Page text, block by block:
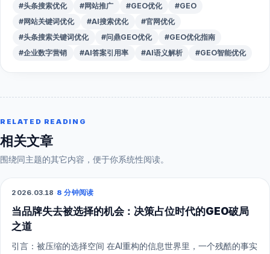
#头条搜索优化
#网站推广 #GEO优化
#GEO
#网站关键词优化
#AI搜索优化
#官网优化
#头条搜索关键词优化
#问鼎GEO优化
#GEO优化指南
#企业数字营销
#AI答案引用率 #AI语义解析 #GEO智能优化
RELATED READING
相关文章
围绕同主题的其它内容，便于你系统性阅读。
GEO
2026.03.18 ·8 分钟阅读
当品牌失去被选择的机会：决策占位时代的GEO破局
之道
引言：被压缩的选择空间 在AI重构的信息世界里，一个残酷的事实